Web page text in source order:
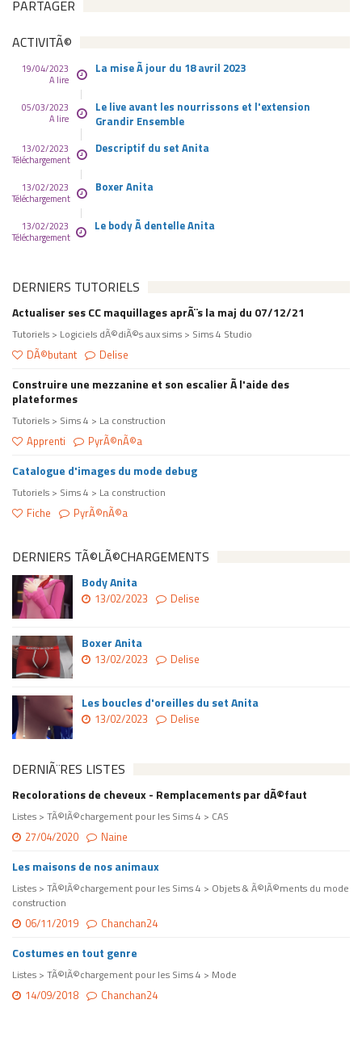
PARTAGER
ACTIVITÃ©
19/04/2023
A lire
La mise Ã jour du 18 avril 2023
05/03/2023
A lire
Le live avant les nourrissons et l'extension
Grandir Ensemble
13/02/2023
Téléchargement
Descriptif du set Anita
13/02/2023
Téléchargement
Boxer Anita
13/02/2023
Téléchargement
Le body Ã dentelle Anita
DERNIERS TUTORIELS
Actualiser ses CC maquillages aprÃ¨s la maj du 07/12/21
Tutoriels > Logiciels dÃ©diÃ©s aux sims > Sims 4 Studio
DÃ©butant Delise
Construire une mezzanine et son escalier Ã l'aide des
plateformes
Tutoriels > Sims 4 > La construction
Apprenti PyrÃ©nÃ©a
Catalogue d'images du mode debug
Tutoriels > Sims 4 > La construction
Fiche PyrÃ©nÃ©a
DERNIERS TÃ©LÃ©CHARGEMENTS
Body Anita
13/02/2023 Delise
Boxer Anita
13/02/2023 Delise
Les boucles d'oreilles du set Anita
13/02/2023 Delise
DERNIÃ¨RES LISTES
Recolorations de cheveux - Remplacements par dÃ©faut
Listes > TÃ©lÃ©chargement pour les Sims 4 > CAS
27/04/2020 Naine
Les maisons de nos animaux
Listes > TÃ©lÃ©chargement pour les Sims 4 > Objets & Ã©lÃ©ments du mode
construction
06/11/2019 Chanchan24
Costumes en tout genre
Listes > TÃ©lÃ©chargement pour les Sims 4 > Mode
14/09/2018 Chanchan24